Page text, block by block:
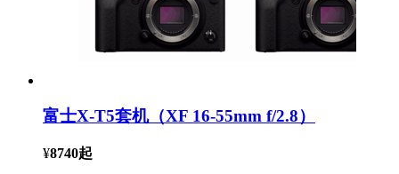
富士X-T5套机（XF 16-55mm f/2.8）
¥8740起